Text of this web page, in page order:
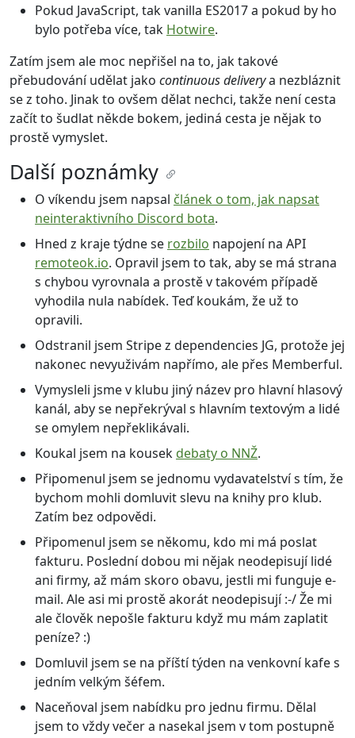
Pokud JavaScript, tak vanilla ES2017 a pokud by ho
bylo potřeba více, tak Hotwire.
Zatím jsem ale moc nepřišel na to, jak takové
přebudování udělat jako continuous deliverya nezbláznit
se z toho. Jinak to ovšem dělat nechci, takže není cesta
začít to šudlat někde bokem, jediná cesta je nějak to
prostě vymyslet.
Další poznámky
O víkendu jsem napsal článek o tom, jak napsat
neinteraktivního Discord bota.
Hned z kraje týdne se rozbilo napojení na API
remoteok.io. Opravil jsem to tak, aby se má strana
s chybou vyrovnala a prostě v takovém případě
vyhodila nula nabídek. Teď koukám, že už to
opravili.
Odstranil jsem Stripe z dependencies JG, protože jej
nakonec nevyuživám napřímo, ale přes Memberful.
Vymysleli jsme v klubu jiný název pro hlavní hlasový
kanál, aby se nepřekrýval s hlavním textovým a lidé
se omylem nepřeklikávali.
Koukal jsem na kousek debaty o NNŽ.
Připomenul jsem se jednomu vydavatelství s tím, že
bychom mohli domluvit slevu na knihy pro klub.
Zatím bez odpovědi.
Připomenul jsem se někomu, kdo mi má poslat
fakturu. Poslední dobou mi nějak neodepisují lidé
ani firmy, až mám skoro obavu, jestli mi funguje e-
mail. Ale asi mi prostě akorát neodepisují :-/ Že mi
ale člověk nepošle fakturu když mu mám zaplatit
peníze? :)
Domluvil jsem se na příští týden na venkovní kafe s
jedním velkým šéfem.
Naceňoval jsem nabídku pro jednu firmu. Dělal
jsem to vždy večer a nasekal jsem v tom postupně